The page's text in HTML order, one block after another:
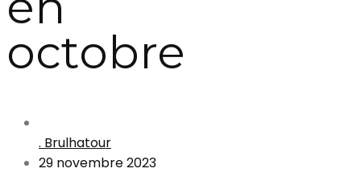
octobre
. Brulhatour
29 novembre 2023